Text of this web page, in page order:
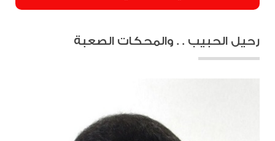
رحيل الحبيب . . والمحكات الصعبة